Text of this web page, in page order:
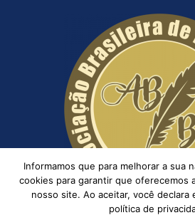
Informamos que para melhorar a sua
cookies para garantir que oferecemos
nosso site. Ao aceitar, você declara
política de